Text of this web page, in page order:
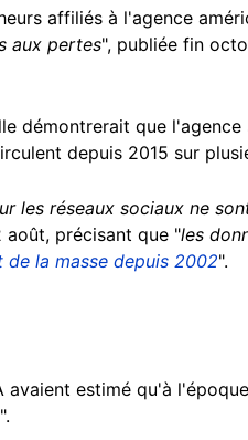
affiliés à l'agence
aux pertes", publiée fin
démontrerait que l'agence
depuis 2015 sur
les réseaux sociaux ne
août, précisant que "les
de la masse depuis 2002".
avaient estimé qu'à
".